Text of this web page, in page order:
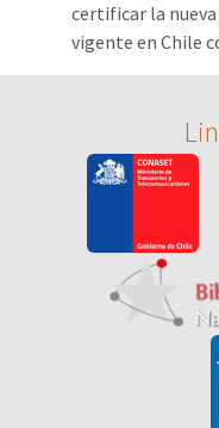
certificar la
vigente en Chile